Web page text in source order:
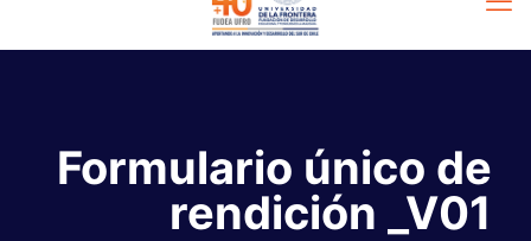
Formulario único de
rendición _V01